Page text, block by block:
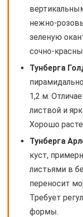
нежно-
зеленую
сочно-
Тунберга
1,2 м.
листвой и
Хорошо
Тунберга
куст,
листьями в
переносит
Требует
формы.